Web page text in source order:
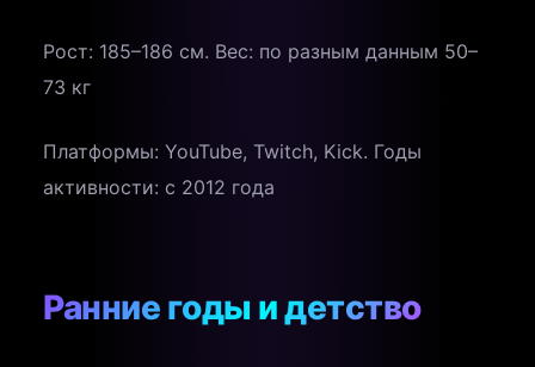
Рост: 185–186 см. Вес: по разным данным 50–
73 кг
Платформы: YouTube, Twitch, Kick. Годы
активности: с 2012 года
Ранние годы и детство